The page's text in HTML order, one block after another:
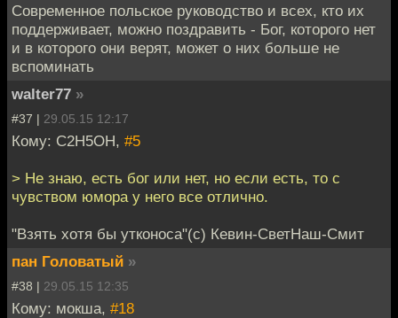
Современное польское руководство и всех, кто их
поддерживает, можно поздравить - Бог, которого нет
и в которого они верят, может о них больше не
вспоминать
walter77 »
#37 | 29.05.15 12:17
Кому: C2H5OH, #5
> Не знаю, есть бог или нет, но если есть, то с
чувством юмора у него все отлично.
"Взять хотя бы утконоса"(с) Кевин-СветНаш-Смит
пан Головатый »
#38 | 29.05.15 12:35
Кому: мокша, #18